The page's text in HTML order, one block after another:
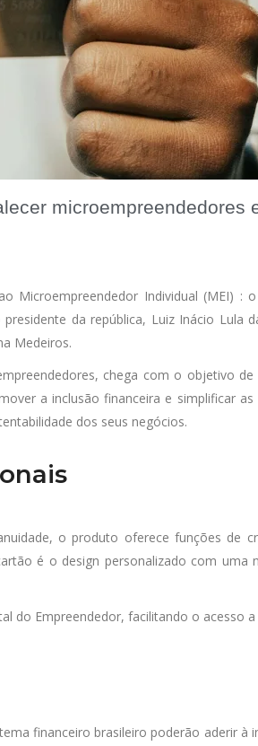
microempreendedores
Microempreendedor Individual (MEI) :
da república, Luiz Inácio Lula
Medeiros.
chega com o objetivo
a inclusão financeira e simplificar
dos seus negócios.
o produto oferece funções de
é o design personalizado com uma
do Empreendedor, facilitando o acesso
financeiro brasileiro poderão aderir à